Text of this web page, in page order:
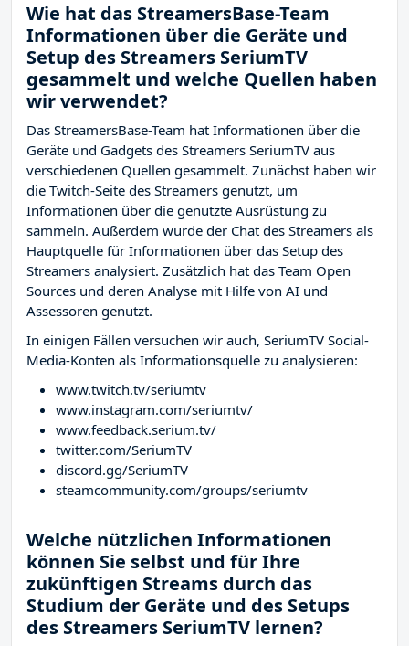
Wie hat das StreamersBase-Team
Informationen über die Geräte und
Setup des Streamers SeriumTV
gesammelt und welche Quellen haben
wir verwendet?
Das StreamersBase-Team hat Informationen über die
Geräte und Gadgets des Streamers SeriumTV aus
verschiedenen Quellen gesammelt. Zunächst haben wir
die Twitch-Seite des Streamers genutzt, um
Informationen über die genutzte Ausrüstung zu
sammeln. Außerdem wurde der Chat des Streamers als
Hauptquelle für Informationen über das Setup des
Streamers analysiert. Zusätzlich hat das Team Open
Sources und deren Analyse mit Hilfe von AI und
Assessoren genutzt.
In einigen Fällen versuchen wir auch, SeriumTV Social-
Media-Konten als Informationsquelle zu analysieren:
www.twitch.tv/seriumtv
www.instagram.com/seriumtv/
www.feedback.serium.tv/
twitter.com/SeriumTV
discord.gg/SeriumTV
steamcommunity.com/groups/seriumtv
Welche nützlichen Informationen
können Sie selbst und für Ihre
zukünftigen Streams durch das
Studium der Geräte und des Setups
des Streamers SeriumTV lernen?